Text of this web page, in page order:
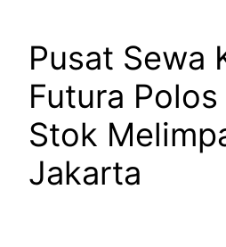
Pusat Sewa
Futura
Stok
Jakarta